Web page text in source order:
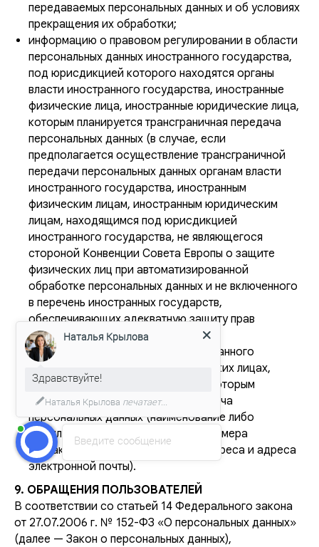
передаваемых персональных данных и об условиях
прекращения их обработки;
информацию о правовом регулировании в области
персональных данных иностранного государства,
под юрисдикцией которого находятся органы
власти иностранного государства, иностранные
физические лица, иностранные юридические лица,
которым планируется трансграничная передача
персональных данных (в случае, если
предполагается осуществление трансграничной
передачи персональных данных органам власти
иностранного государства, иностранным
физическим лицам, иностранным юридическим
лицам, находящимся под юрисдикцией
иностранного государства, не являющегося
стороной Конвенции Совета Европы о защите
физических лиц при автоматизированной
обработке персональных данных и не включенного
в перечень иностранных государств,
обеспечивающих адекватную защиту прав
субъектов персональных данных);
сведения об органах власти иностранного
государства, иностранных физических лицах,
иностранных юридических лицах, которым
планируется трансграничная передача
персональных данных (наименование либо
фамилия, имя и отчество, а также номера
контактных телефонов, почтовые адреса и адреса
электронной почты).
9. ОБРАЩЕНИЯ ПОЛЬЗОВАТЕЛЕЙ
В соответствии со статьей 14 Федерального закона
от 27.07.2006 г. № 152-ФЗ «О персональных данных»
(далее — Закон о персональных данных),
Политика конфиденциальности
© ООО «Top Tent», 2001-2026.
Все права защищены.
Заказать расчёт
Надежный партнер в сфере
строительства коммерческих и
промышленных зданий
СТРОИТЕЛЬСТВО ПОД КЛЮЧ
Введите сообщение
Наталья Крылова
Здравствуйте!
Наталья Крылова печатает...